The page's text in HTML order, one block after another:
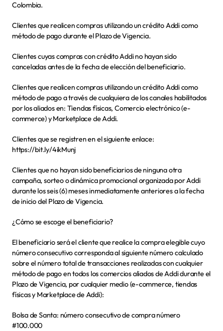
Colombia.
Clientes que realicen compras utilizando un crédito Addi como
método de pago durante el Plazo de Vigencia.
Clientes cuyas compras con crédito Addi no hayan sido
canceladas antes de la fecha de elección del beneficiario.
Clientes que realicen compras utilizando un crédito Addi como
método de pago a través de cualquiera de los canales habilitados
por los aliados en: Tiendas físicas, Comercio electrónico (e-
commerce) y Marketplace de Addi.
https://bit.ly/4ikMunj
Clientes que no hayan sido beneficiarios de ninguna otra
campaña, sorteo o dinámica promocional organizada por Addi
durante los seis (6) meses inmediatamente anteriores a la fecha
de inicio del Plazo de Vigencia.
¿Cómo se escoge el beneficiario?
El beneficiario será el cliente que realice la compra elegible cuyo
número consecutivo corresponda al siguiente número calculado
sobre el número total de transacciones realizadas con cualquier
método de pago en todos los comercios aliados de Addi durante el
Plazo de Vigencia, por cualquier medio (e-commerce, tiendas
físicas y Marketplace de Addi):
Bolsa de Santa: número consecutivo de compra número
#100.000